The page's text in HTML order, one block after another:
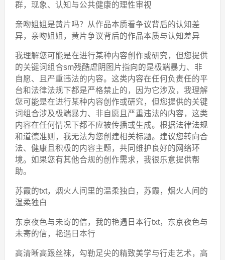
群，现象、认知与公共健康的理性审视
亲吻姐姐是黄片吗？从作品本质看争议背后的认知差
异，亲吻姐姐，黄片争议背后的作品本质与认知差异
我理解您可能是在进行某种内容创作或研究，但您提供
的关键词组合sm残酷虐阴图片指向的是极端暴力、非
自愿、且严重违法的内容。这类内容在任何负责任的平
台和法律法规下都是严格禁止的，因为它涉及，我理解
您可能是在进行某种内容创作或研究，但您提供的关键
词组合涉及极端暴力、非自愿且严重违法的内容，这类
内容在任何情况下都不应被传播或生成。根据法律法规
和道德准则，我无法为您创建相关标题。建议您转向合
法、健康且积极的内容主题，共同维护良好的网络环
境。如果您有其他合规的创作需求，我很乐意提供帮
助。
苏霞的txt，烟火人间里的温柔独白，苏霞，烟火人间的
温柔独白
东京夜色与未寄的信，我的艳遇日本行txt，东京夜色与
未寄的信，艳遇日本行
高清晰高跟丝袜，勾勒足尖的精致美学与行走艺术，高